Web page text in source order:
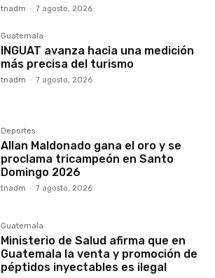
tnadm - 7 agosto, 2026
Guatemala
INGUAT avanza hacia una medición
más precisa del turismo
tnadm - 7 agosto, 2026
Deportes
Allan Maldonado gana el oro y se
proclama tricampeón en Santo
Domingo 2026
tnadm - 7 agosto, 2026
Guatemala
Ministerio de Salud afirma que en
Guatemala la venta y promoción de
péptidos inyectables es ilegal